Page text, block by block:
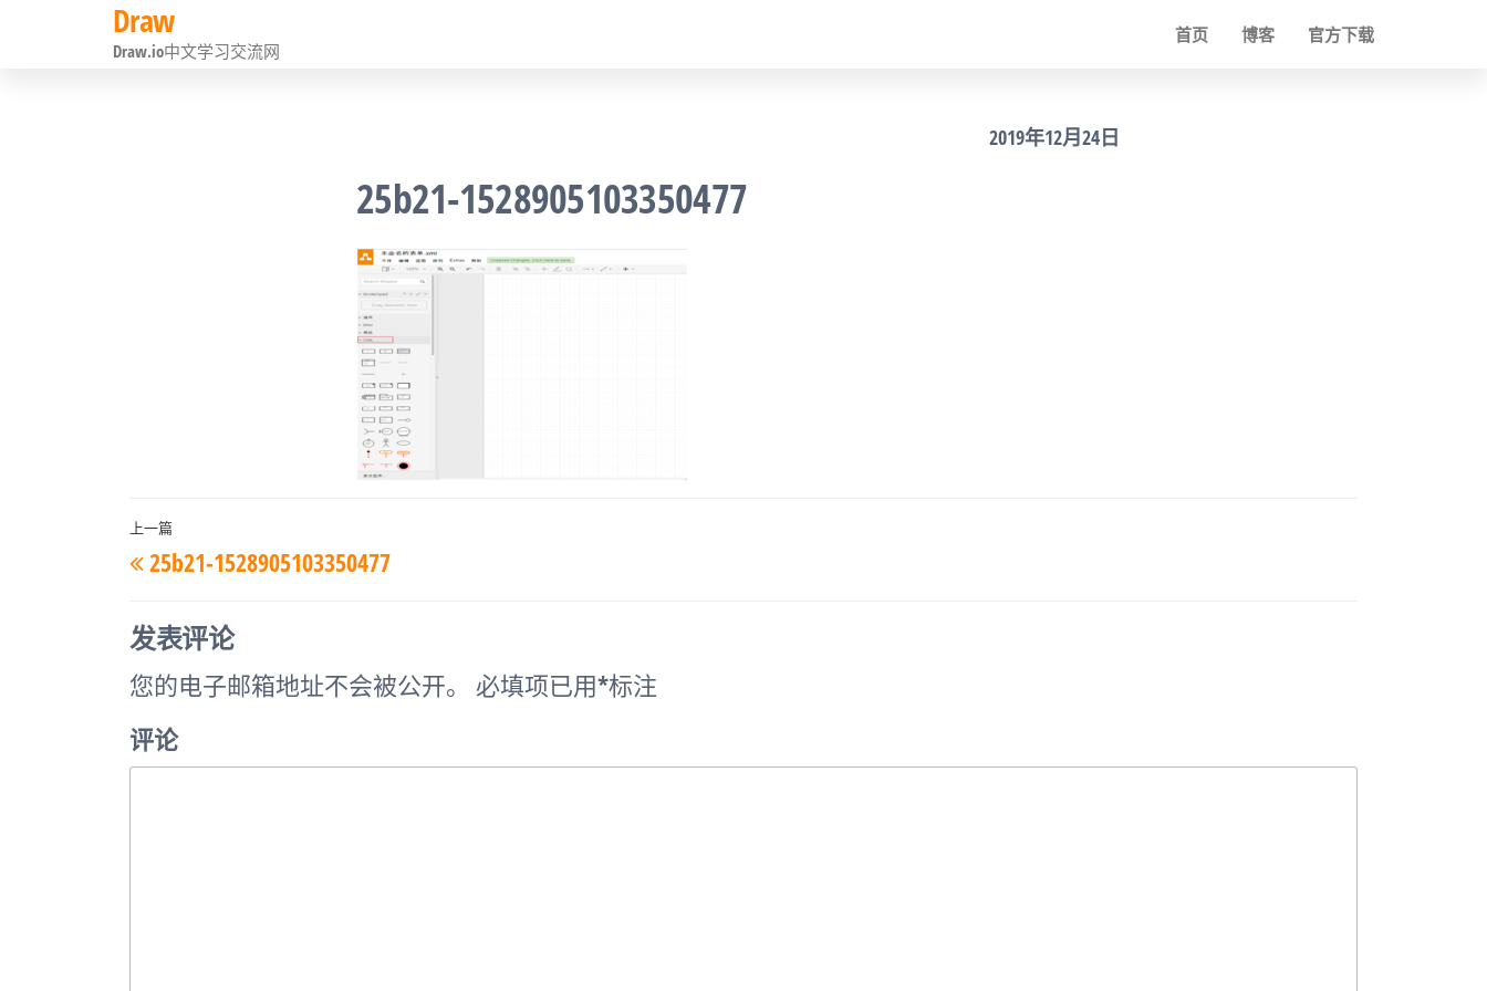
Draw
Draw.io中文学习交流网
首页 博客 官方下载
2019年12月24日
25b21-1528905103350477
文
章
航
上
一
篇
文
章
上一篇
25b21-1528905103350477
发表评论
您的电子邮箱地址不会被公开。 必填项已用*标注
评论